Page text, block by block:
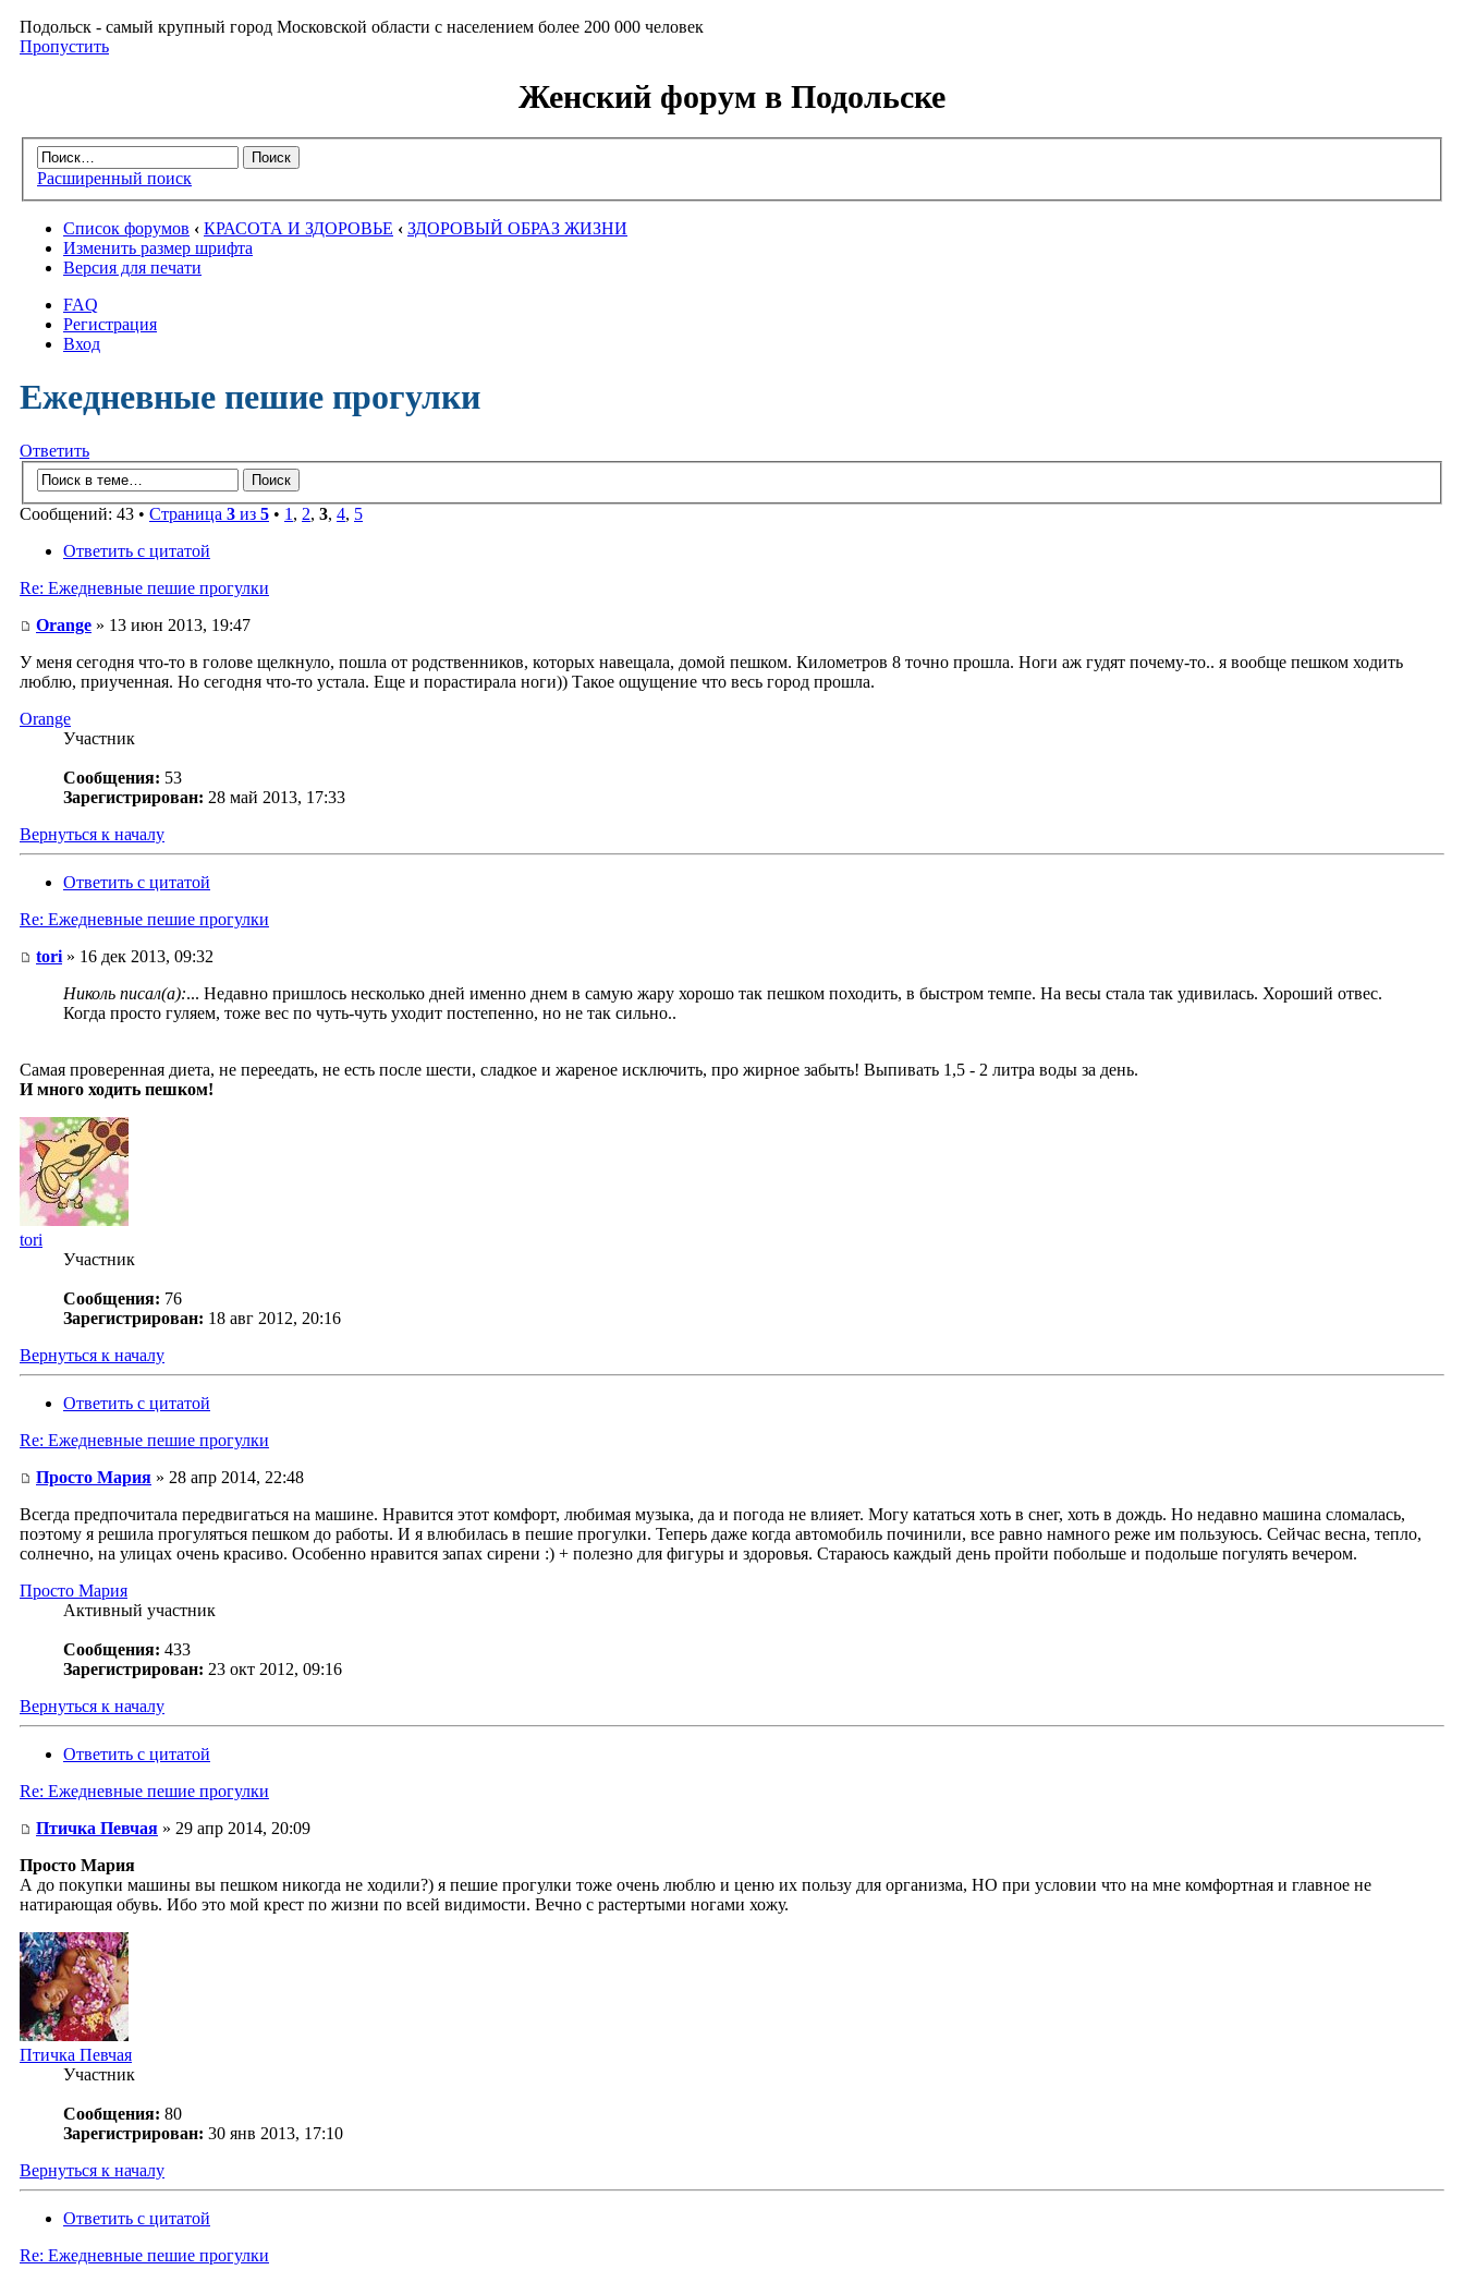
Подольск - самый крупный город Московской области с населением более 200 000 человек
Пропустить
Женский форум в Подольске
Расширенный поиск
Список форумов ‹ КРАСОТА И ЗДОРОВЬЕ ‹ ЗДОРОВЫЙ ОБРАЗ ЖИЗНИ
Изменить размер шрифта
Версия для печати
FAQ
Регистрация
Вход
Ежедневные пешие прогулки
Ответить
Сообщений: 43 • Страница 3 из 5 • 1 , 2, 3, 4, 5
Ответить с цитатой
Re: Ежедневные пешие прогулки
Orange » 13 июн 2013, 19:47
У меня сегодня что-то в голове щелкнуло, пошла от родственников, которых навещала, домой пешком. Километров 8 точно прошла. Ноги аж гудят почему-то.. я вообще пешком ходить
люблю, приученная. Но сегодня что-то устала. Еще и порастирала ноги)) Такое ощущение что весь город прошла.
Orange
Участник
Сообщения: 53
Зарегистрирован: 28 май 2013, 17:33
Вернуться к началу
Ответить с цитатой
Re: Ежедневные пешие прогулки
tori » 16 дек 2013, 09:32
Николь писал(а):... Недавно пришлось несколько дней именно днем в самую жару хорошо так пешком походить, в быстром темпе. На весы стала так удивилась. Хороший отвес.
Когда просто гуляем, тоже вес по чуть-чуть уходит постепенно, но не так сильно..
Самая проверенная диета, не переедать, не есть после шести, сладкое и жареное исключить, про жирное забыть! Выпивать 1,5 - 2 литра воды за день.
И много ходить пешком!
tori
Участник
Сообщения: 76
Зарегистрирован: 18 авг 2012, 20:16
Вернуться к началу
Ответить с цитатой
Re: Ежедневные пешие прогулки
Просто Мария » 28 апр 2014, 22:48
Всегда предпочитала передвигаться на машине. Нравится этот комфорт, любимая музыка, да и погода не влияет. Могу кататься хоть в снег, хоть в дождь. Но недавно машина сломалась,
поэтому я решила прогуляться пешком до работы. И я влюбилась в пешие прогулки. Теперь даже когда автомобиль починили, все равно намного реже им пользуюсь. Сейчас весна, тепло,
солнечно, на улицах очень красиво. Особенно нравится запах сирени :) + полезно для фигуры и здоровья. Стараюсь каждый день пройти побольше и подольше погулять вечером.
Просто Мария
Активный участник
Сообщения: 433
Зарегистрирован: 23 окт 2012, 09:16
Вернуться к началу
Ответить с цитатой
Re: Ежедневные пешие прогулки
Птичка Певчая » 29 апр 2014, 20:09
Просто Мария
А до покупки машины вы пешком никогда не ходили?) я пешие прогулки тоже очень люблю и ценю их пользу для организма, НО при условии что на мне комфортная и главное не
натирающая обувь. Ибо это мой крест по жизни по всей видимости. Вечно с растертыми ногами хожу.
Птичка Певчая
Участник
Сообщения: 80
Зарегистрирован: 30 янв 2013, 17:10
Вернуться к началу
Ответить с цитатой
Re: Ежедневные пешие прогулки